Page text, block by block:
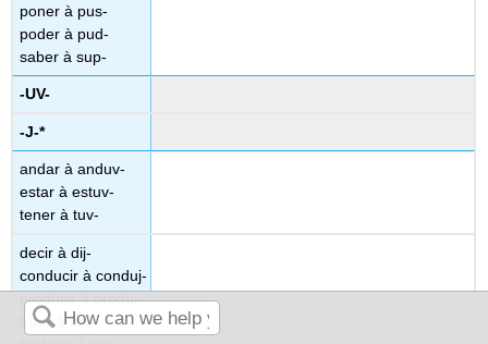
poner à pus-
poder à pud-
saber à sup-
-UV-
-J-*
andar à anduv-
estar à estuv-
tener à tuv-
decir à dij-
conducir à conduj-
producir à produj-
traer à traj-